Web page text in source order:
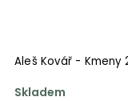
Aleš Kovář - Kmeny
Skladem